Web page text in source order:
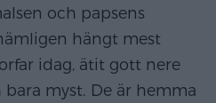
och papsens
hängt mest
idag, ätit gott nere
myst. De är hemma